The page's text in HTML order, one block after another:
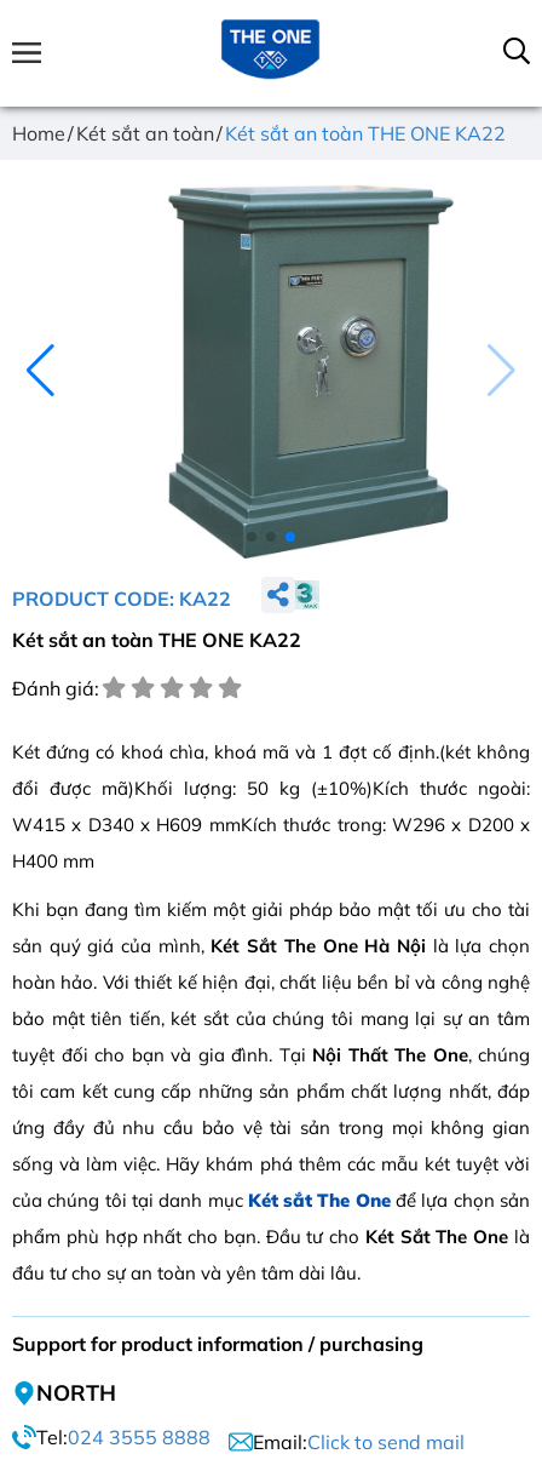
Home Két sắt an toàn Két sắt an toàn THE ONE KA22
PRODUCT CODE: KA22
Két sắt an toàn THE ONE KA22
Đánh giá:
Két đứng có khoá chìa, khoá mã và 1 đợt cố định.(két không
đổi được mã)Khối lượng: 50 kg (±10%)Kích thước ngoài:
W415 x D340 x H609 mmKích thước trong: W296 x D200 x
H400 mm
Khi bạn đang tìm kiếm một giải pháp bảo mật tối ưu cho tài
sản quý giá của mình, Két Sắt The One Hà Nội là lựa chọn
hoàn hảo. Với thiết kế hiện đại, chất liệu bền bỉ và công nghệ
bảo mật tiên tiến, két sắt của chúng tôi mang lại sự an tâm
tuyệt đối cho bạn và gia đình. Tại Nội Thất The One, chúng
tôi cam kết cung cấp những sản phẩm chất lượng nhất, đáp
ứng đầy đủ nhu cầu bảo vệ tài sản trong mọi không gian
sống và làm việc. Hãy khám phá thêm các mẫu két tuyệt vời
của chúng tôi tại danh mục Két sắt The Oneđể lựa chọn sản
phẩm phù hợp nhất cho bạn. Đầu tư cho Két Sắt The One là
đầu tư cho sự an toàn và yên tâm dài lâu.
Support for product information / purchasing
NORTH
Tel:024 3555 8888 Email:Click to send mail